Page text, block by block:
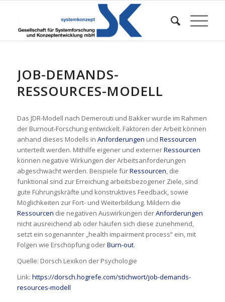
JOB-DEMANDS-
RESSOURCES-MODELL
Das JDR-Modell nach Demerouti und Bakker wurde im Rahmen
der Burnout-Forschung entwickelt. Faktoren der Arbeit können
anhand dieses Modells in Anforderungen und Ressourcen
unterteilt werden. Mithilfe eigener und externerRessourcen
können negative Wirkungen der Arbeitsanforderungen
abgeschwächt werden. Beispiele fürRessourcen, die
funktional sind zur Erreichung arbeitsbezogener Ziele, sind
gute Führungskräfte und konstruktives Feedback, sowie
Möglichkeiten zur Fort- und Weiterbildung. Mildern die
Ressourcen die negativen Auswirkungen derAnforderungen
nicht ausreichend ab oder häufen sich diese zunehmend,
setzt ein sogenannter „health impairment process“ ein, mit
Folgen wie Erschöpfung oderBurn-out.
Quelle: Dorsch Lexikon der Psychologie
Link: https://dorsch.hogrefe.com/stichwort/job-demands-
resources-modell